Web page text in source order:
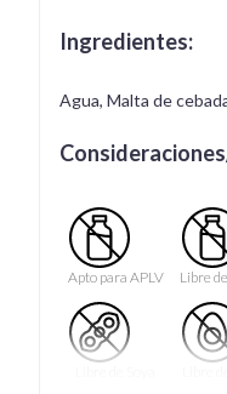
Ingredientes:
Agua, Malta de
Apto para APLV Libre